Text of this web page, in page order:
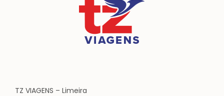
TZ VIAGENS – Limeira